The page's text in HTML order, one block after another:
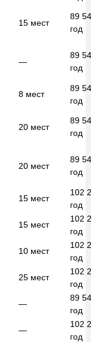
15 мест
89
год
—
89
год
8 мест
89
год
20 мест
89
год
20 мест
89
год
15 мест
102
год
15 мест
102
год
10 мест
102
год
25 мест
102
год
—
89
год
—
102
год